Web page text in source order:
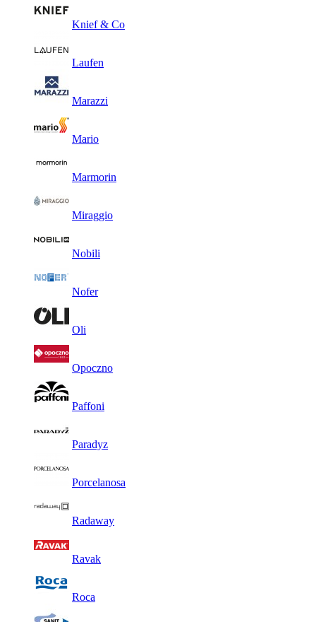
Knief & Co
Laufen
Marazzi
Mario
Marmorin
Miraggio
Nobili
Nofer
Oli
Opoczno
Paffoni
Paradyz
Porcelanosa
Radaway
Ravak
Roca